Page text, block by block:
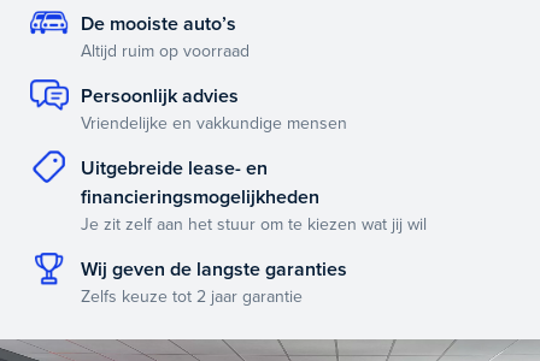
De mooiste auto’s
Altijd ruim op voorraad
Persoonlijk advies
Vriendelijke en vakkundige mensen
Uitgebreide lease- en
financieringsmogelijkheden
Je zit zelf aan het stuur om te kiezen wat jij wil
Wij geven de langste garanties
Zelfs keuze tot 2 jaar garantie